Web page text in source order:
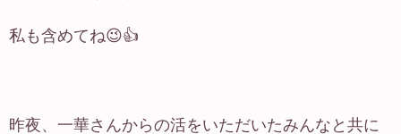
私も含めてね😉👍
昨夜、一華さんからの活をいただいたみんなと共に